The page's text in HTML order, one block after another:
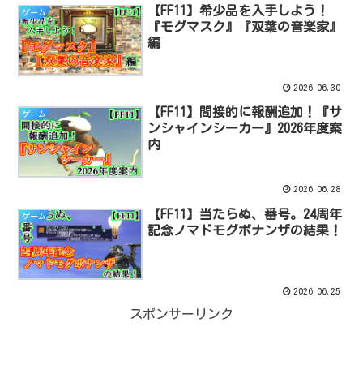
ゲーム
【FF11】希少品を入手しよう！
『モグマスク』『双葉の音楽家』
編
2026.06.30
ゲーム
【FF11】間接的に報酬追加！『サ
ンシャインシーカー』2026年度案
内
2026.06.28
ゲーム
【FF11】当たらぬ、番号。24周年
記念ノマドモグボナンザの結果！
2026.06.25
スポンサーリンク